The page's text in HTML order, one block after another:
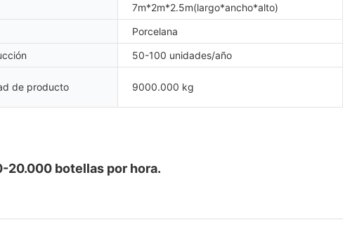
7m*2m*2.5m(largo*ancho*alto)
Porcelana
50-100 unidades/año
de producto 9000.000 kg
20.000 botellas por hora.